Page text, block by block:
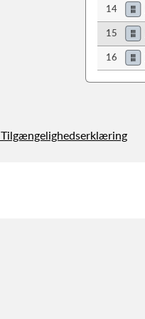
14
15
16
Tilgængelighedserklæring